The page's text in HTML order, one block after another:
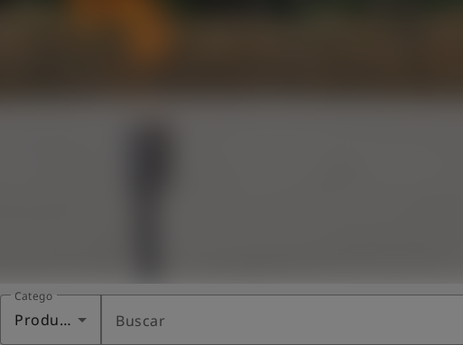
Categoría
Productos Buscar